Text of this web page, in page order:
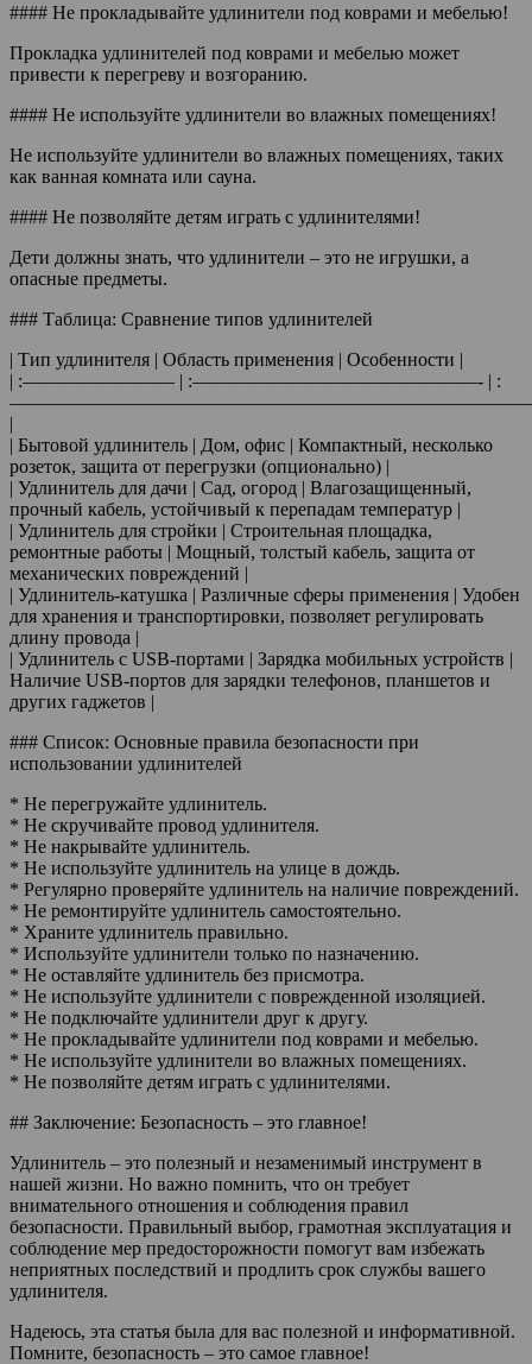
#### Не прокладывайте удлинители под коврами и мебелью!
Прокладка удлинителей под коврами и мебелью может
привести к перегреву и возгоранию.
#### Не используйте удлинители во влажных помещениях!
Не используйте удлинители во влажных помещениях, таких
как ванная комната или сауна.
#### Не позволяйте детям играть с удлинителями!
Дети должны знать, что удлинители – это не игрушки, а
опасные предметы.
### Таблица: Сравнение типов удлинителей
| Тип удлинителя | Область применения | Особенности |
| :———————— | :———————————————- | :
|
| Бытовой удлинитель | Дом, офис | Компактный, несколько
розеток, защита от перегрузки (опционально) |
| Удлинитель для дачи | Сад, огород | Влагозащищенный,
прочный кабель, устойчивый к перепадам температур |
| Удлинитель для стройки | Строительная площадка,
ремонтные работы | Мощный, толстый кабель, защита от
механических повреждений |
| Удлинитель-катушка | Различные сферы применения | Удобен
для хранения и транспортировки, позволяет регулировать
длину провода |
| Удлинитель с USB-портами | Зарядка мобильных устройств |
Наличие USB-портов для зарядки телефонов, планшетов и
других гаджетов |
### Список: Основные правила безопасности при
использовании удлинителей
* Не перегружайте удлинитель.
* Не скручивайте провод удлинителя.
* Не накрывайте удлинитель.
* Не используйте удлинитель на улице в дождь.
* Регулярно проверяйте удлинитель на наличие повреждений.
* Не ремонтируйте удлинитель самостоятельно.
* Храните удлинитель правильно.
* Используйте удлинители только по назначению.
* Не оставляйте удлинитель без присмотра.
* Не используйте удлинители с поврежденной изоляцией.
* Не подключайте удлинители друг к другу.
* Не прокладывайте удлинители под коврами и мебелью.
* Не используйте удлинители во влажных помещениях.
* Не позволяйте детям играть с удлинителями.
## Заключение: Безопасность – это главное!
Удлинитель – это полезный и незаменимый инструмент в
нашей жизни. Но важно помнить, что он требует
внимательного отношения и соблюдения правил
безопасности. Правильный выбор, грамотная эксплуатация и
соблюдение мер предосторожности помогут вам избежать
неприятных последствий и продлить срок службы вашего
удлинителя.
Надеюсь, эта статья была для вас полезной и информативной.
Помните, безопасность – это самое главное!